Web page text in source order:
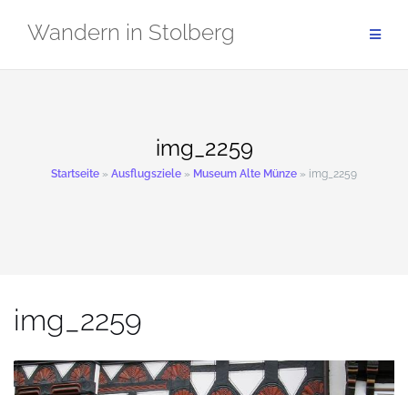
InhaltWandern in Stolberg
img_2259
Startseite » Ausflugsziele » Museum Alte Münze » img_2259
img_2259